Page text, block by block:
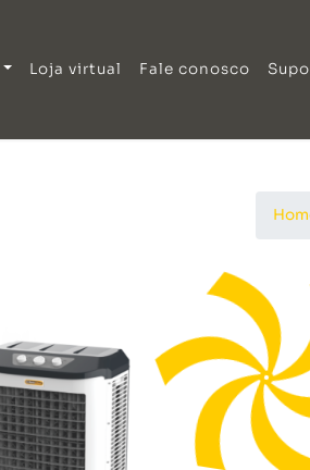
Loja virtual Fale conosco